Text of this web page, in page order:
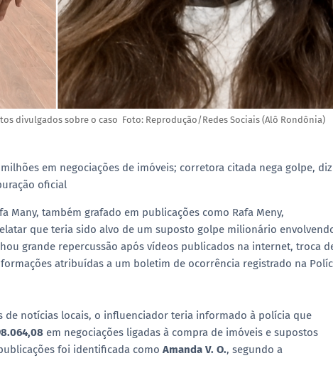
divulgados sobre o caso Foto: Reprodução/Redes Sociais (Alô Rondônia)
em negociações de imóveis; corretora citada nega golpe, diz
oficial
Many, também grafado em publicações como Rafa Meny,
que teria sido alvo de um suposto golpe milionário
grande repercussão após vídeos publicados na internet, troca
atribuídas a um boletim de ocorrência registrado na
notícias locais, o influenciador teria informado à polícia que
em negociações ligadas à compra de imóveis e supostos
foi identificada como Amanda V. O., segundo a